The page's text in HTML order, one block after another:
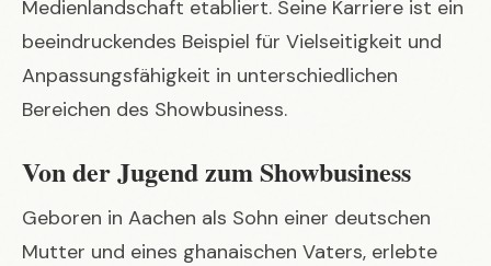
Medienlandschaft etabliert. Seine Karriere ist ein
beeindruckendes Beispiel für Vielseitigkeit und
Anpassungsfähigkeit in unterschiedlichen
Bereichen des Showbusiness.
Von der Jugend zum Showbusiness
Geboren in Aachen als Sohn einer deutschen
Mutter und eines ghanaischen Vaters, erlebte